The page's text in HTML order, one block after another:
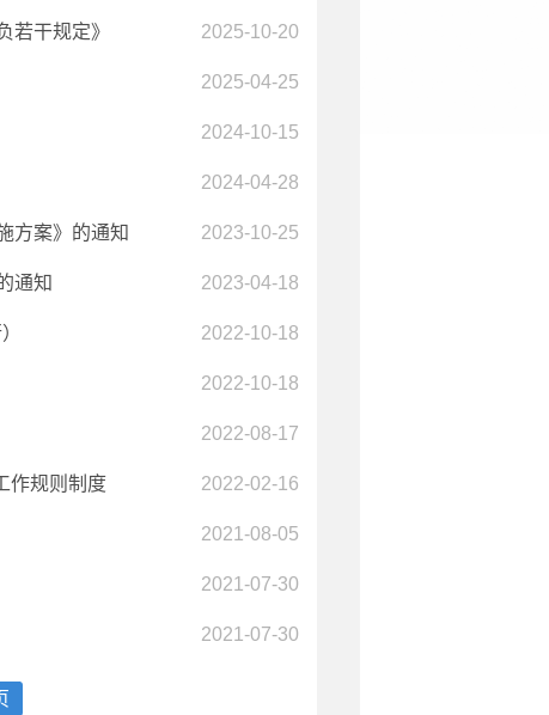
若干规定》 2025-10-20
2025-04-25
2024-10-15
2024-04-28
方案》的通知 2023-10-25
通知 2023-04-18
2022-10-18
2022-10-18
2022-08-17
作规则制度 2022-02-16
2021-08-05
2021-07-30
2021-07-30